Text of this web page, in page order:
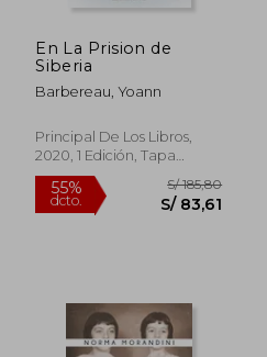
En La Prision de
Siberia
Barbereau, Yoann
Principal De Los Libros,
2020, 1 Edición, Tapa
Blanda, Nuevo